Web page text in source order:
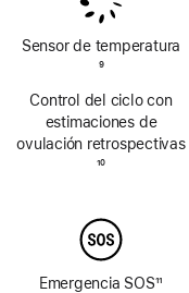
página
página
Sensor de temperatura
pie
página
9
Control del ciclo con
estimaciones de
ovulación retrospectivas
10
Emergencia SOS11